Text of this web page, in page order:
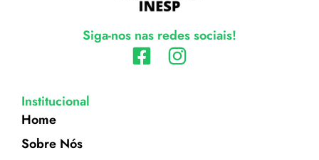
Siga-nos nas redes sociais!
Institucional
Home
Sobre Nós